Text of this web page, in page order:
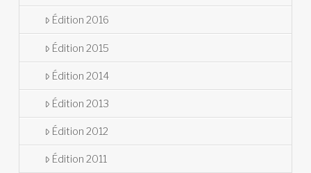
Édition 2016
Édition 2015
Édition 2014
Édition 2013
Édition 2012
Édition 2011